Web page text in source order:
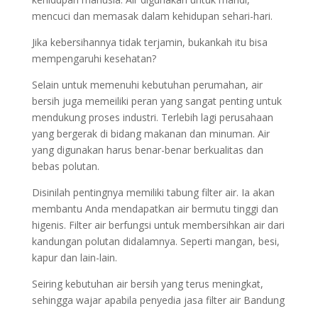
mencuci dan memasak dalam kehidupan sehari-hari.
Jika kebersihannya tidak terjamin, bukankah itu bisa
mempengaruhi kesehatan?
Selain untuk memenuhi kebutuhan perumahan, air
bersih juga memeiliki peran yang sangat penting untuk
mendukung proses industri. Terlebih lagi perusahaan
yang bergerak di bidang makanan dan minuman. Air
yang digunakan harus benar-benar berkualitas dan
bebas polutan.
Disinilah pentingnya memiliki tabung filter air. Ia akan
membantu Anda mendapatkan air bermutu tinggi dan
higenis. Filter air berfungsi untuk membersihkan air dari
kandungan polutan didalamnya. Seperti mangan, besi,
kapur dan lain-lain.
Seiring kebutuhan air bersih yang terus meningkat,
sehingga wajar apabila penyedia jasa filter air Bandung